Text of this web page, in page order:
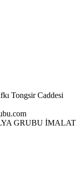
Tongsir Caddesi
GRUBU İMALAT